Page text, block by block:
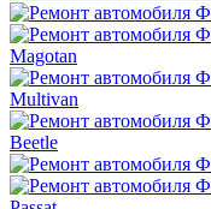
Magotan
Multivan
Beetle